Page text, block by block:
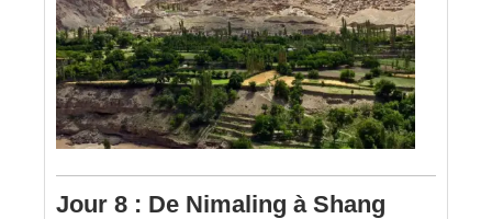
Jour 8 : De Nimaling à Shang